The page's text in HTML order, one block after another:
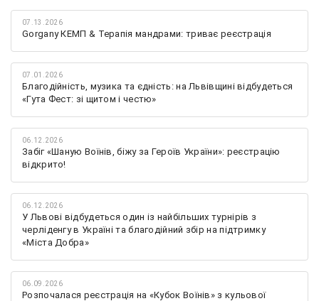
07.13.2026
Gorgany КЕМП & Терапія мандрами: триває реєстрація
07.01.2026
Благодійність, музика та єдність: на Львівщині відбудеться
«Гута Фест: зі щитом і честю»
06.12.2026
Забіг «Шаную Воїнів, біжу за Героїв України»: реєстрацію
відкрито!
06.12.2026
У Львові відбудеться один із найбільших турнірів з
черліденгу в Україні та благодійний збір на підтримку
«Міста Добра»
06.09.2026
Розпочалася реєстрація на «Кубок Воїнів» з кульової